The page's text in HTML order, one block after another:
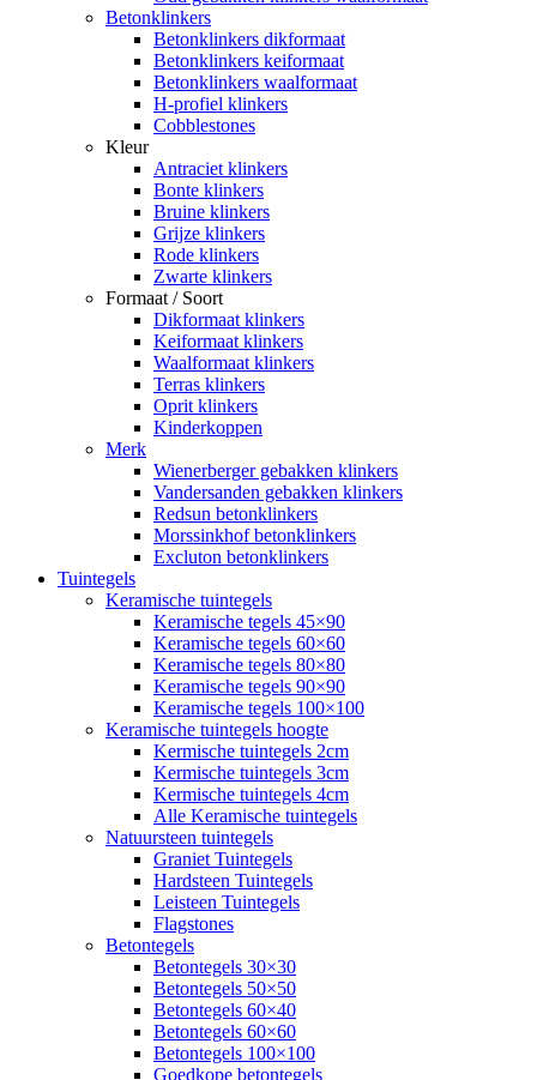
Betonklinkers
Betonklinkers dikformaat
Betonklinkers keiformaat
Betonklinkers waalformaat
H-profiel klinkers
Cobblestones
Kleur
Antraciet klinkers
Bonte klinkers
Bruine klinkers
Grijze klinkers
Rode klinkers
Zwarte klinkers
Formaat / Soort
Dikformaat klinkers
Keiformaat klinkers
Waalformaat klinkers
Terras klinkers
Oprit klinkers
Kinderkoppen
Merk
Wienerberger gebakken klinkers
Vandersanden gebakken klinkers
Redsun betonklinkers
Morssinkhof betonklinkers
Excluton betonklinkers
Tuintegels
Keramische tuintegels
Keramische tegels 45×90
Keramische tegels 60×60
Keramische tegels 80×80
Keramische tegels 90×90
Keramische tegels 100×100
Keramische tuintegels hoogte
Kermische tuintegels 2cm
Kermische tuintegels 3cm
Kermische tuintegels 4cm
Alle Keramische tuintegels
Natuursteen tuintegels
Graniet Tuintegels
Hardsteen Tuintegels
Leisteen Tuintegels
Flagstones
Betontegels
Betontegels 30×30
Betontegels 50×50
Betontegels 60×40
Betontegels 60×60
Betontegels 100×100
Goedkope betontegels